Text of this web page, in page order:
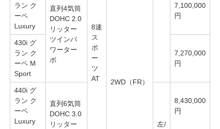
8速
ス
ポ
ー
ツ
AT
ラン ク
ーペ
Luxury
直列4気筒
DOHC 2.0
リッター
ツインパ
ワーター
ボ
2WD（FR）
7,100,000
円
430i グ
ラン ク
ーペ M
Sport
7,270,000
円
440i グ
ラン ク
ーペ
Luxury
直列6気筒
DOHC 3.0
リッター
左/
8,430,000
円